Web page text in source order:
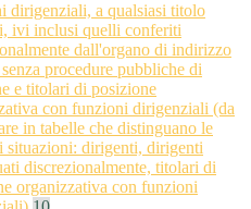
dirigenziali, a qualsiasi titolo
ivi inclusi quelli conferiti
dall'organo di indirizzo
procedure pubbliche di
e titolari di posizione
con funzioni dirigenziali (da
in tabelle che distinguano le
situazioni: dirigenti, dirigenti
discrezionalmente, titolari di
organizzativa con funzioni